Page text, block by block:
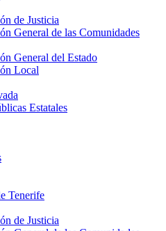
de Justicia
General de las Comunidades
General del Estado
Local
Estatales
Tenerife
de Justicia